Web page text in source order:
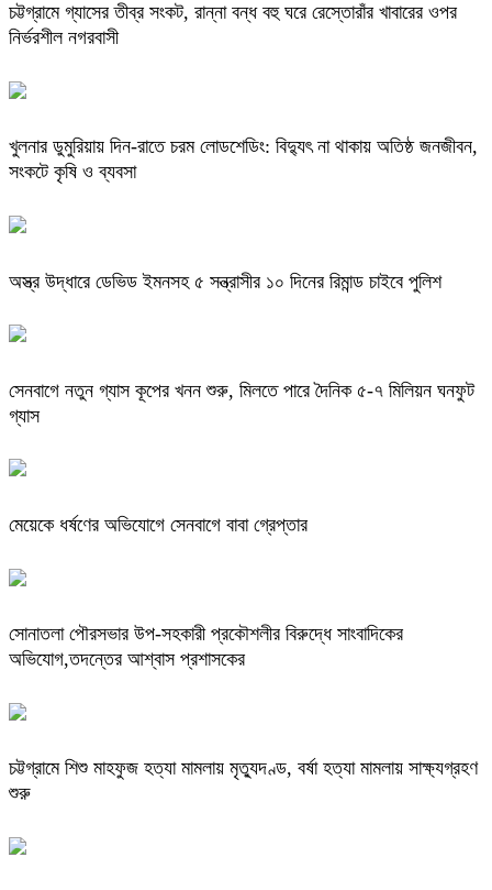
চট্টগ্রামে গ্যাসের তীব্র সংকট, রান্না বন্ধ বহু ঘরে রেস্তোরাঁর খাবারের ওপর
নির্ভরশীল নগরবাসী
খুলনার ডুমুরিয়ায় দিন-রাতে চরম লোডশেডিং: বিদ্যুৎ না থাকায় অতিষ্ঠ জনজীবন,
সংকটে কৃষি ও ব্যবসা
অস্ত্র উদ্ধারে ডেভিড ইমনসহ ৫ সন্ত্রাসীর ১০ দিনের রিমান্ড চাইবে পুলিশ
সেনবাগে নতুন গ্যাস কূপের খনন শুরু, মিলতে পারে দৈনিক ৫-৭ মিলিয়ন ঘনফুট
গ্যাস
মেয়েকে ধর্ষণের অভিযোগে সেনবাগে বাবা গ্রেপ্তার
সোনাতলা পৌরসভার উপ-সহকারী প্রকৌশলীর বিরুদ্ধে সাংবাদিকের
অভিযোগ,তদন্তের আশ্বাস প্রশাসকের
চট্টগ্রামে শিশু মাহফুজ হত্যা মামলায় মৃত্যুদণ্ড, বর্ষা হত্যা মামলায় সাক্ষ্যগ্রহণ
শুরু